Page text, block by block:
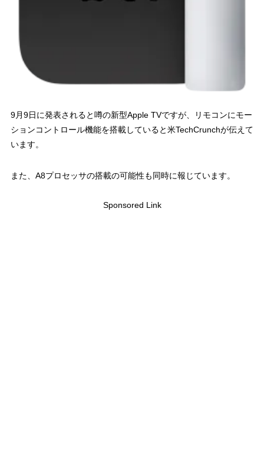
9月9日に発表されると噂の新型Apple TVですが、リモコンにモー
ションコントロール機能を搭載していると米TechCrunchが伝えて
います。
また、A8プロセッサの搭載の可能性も同時に報じています。
Sponsored Link